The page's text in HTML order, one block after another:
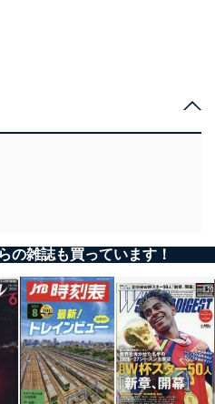
の雑誌も買っています！